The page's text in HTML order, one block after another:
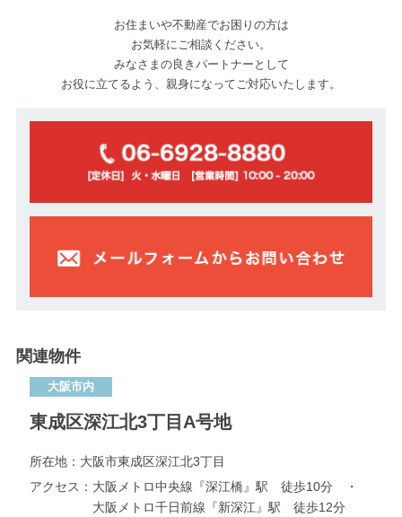
お住まいや不動産でお困りの方は
お気軽にご相談ください。
みなさまの良きパートナーとして
お役に立てるよう、親身になってご対応いたします。
関連物件
大阪市内
東成区深江北3丁目A号地
所在地： 大阪市東成区深江北3丁目
アクセス： 大阪メトロ中央線『深江橋』駅 徒歩10分 ・
大阪メトロ千日前線『新深江』駅 徒歩12分